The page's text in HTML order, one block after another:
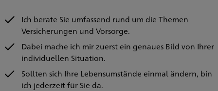
Ich berate Sie umfassend rund um die Themen
Versicherungen und Vorsorge.
Dabei mache ich mir zuerst ein genaues Bild von Ihrer
individuellen Situation.
Sollten sich Ihre Lebensumstände einmal ändern, bin
ich jederzeit für Sie da.